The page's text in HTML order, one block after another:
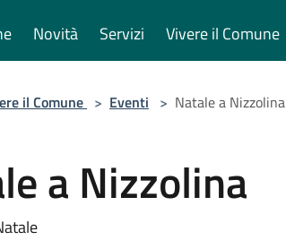
Novità Servizi Vivere il Comune
il Comune > Eventi > Natale a Nizzolina
a Nizzolina